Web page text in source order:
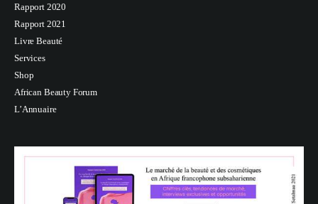
Rapport 2020
Rapport 2021
Livre Beauté
Services
Shop
African Beauty Forum
L’Annuaire